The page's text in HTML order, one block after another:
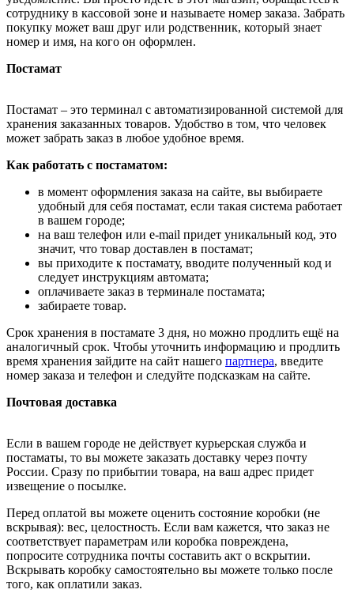
сотруднику в кассовой зоне и называете номер заказа. Забрать
покупку может ваш друг или родственник, который знает
номер и имя, на кого он оформлен.
Постамат
Постамат – это терминал с автоматизированной системой для
хранения заказанных товаров. Удобство в том, что человек
может забрать заказ в любое удобное время.
Как работать с постаматом:
в момент оформления заказа на сайте, вы выбираете
удобный для себя постамат, если такая система работает
в вашем городе;
на ваш телефон или e-mail придет уникальный код, это
значит, что товар доставлен в постамат;
вы приходите к постамату, вводите полученный код и
следует инструкциям автомата;
оплачиваете заказ в терминале постамата;
забираете товар.
Срок хранения в постамате 3 дня, но можно продлить ещё на
аналогичный срок. Чтобы уточнить информацию и продлить
время хранения зайдите на сайт нашего партнера, введите
номер заказа и телефон и следуйте подсказкам на сайте.
Почтовая доставка
Если в вашем городе не действует курьерская служба и
постаматы, то вы можете заказать доставку через почту
России. Сразу по прибытии товара, на ваш адрес придет
извещение о посылке.
Перед оплатой вы можете оценить состояние коробки (не
вскрывая): вес, целостность. Если вам кажется, что заказ не
соответствует параметрам или коробка повреждена,
попросите сотрудника почты составить акт о вскрытии.
Вскрывать коробку самостоятельно вы можете только после
того, как оплатили заказ.